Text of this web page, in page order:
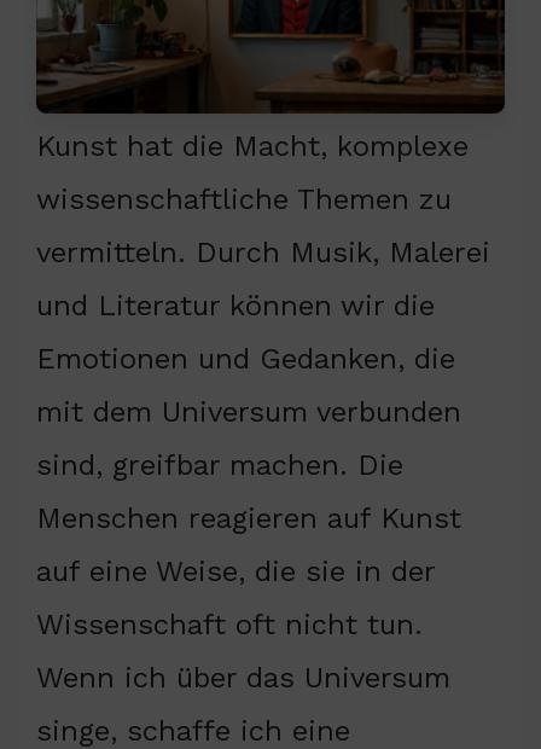
Kunst hat die Macht, komplexe
wissenschaftliche Themen zu
vermitteln. Durch Musik, Malerei
und Literatur können wir die
Emotionen und Gedanken, die
mit dem Universum verbunden
sind, greifbar machen. Die
Menschen reagieren auf Kunst
auf eine Weise, die sie in der
Wissenschaft oft nicht tun.
Wenn ich über das Universum
singe, schaffe ich eine